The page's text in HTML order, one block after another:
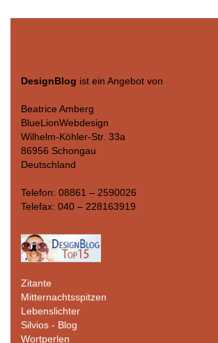
DesignBlog ist ein Angebot von
Beatrice Amberg
BlueLionWebdesign
Wilhelm-Köhler-Str. 33a
86956 Schongau
Deutschland
Telefon: 08861 – 2590026
Telefax: 040 – 228163919
Zitante
Mitternachtsspitzen
Lebenslichter
Silvios - Blog
Wortperlen